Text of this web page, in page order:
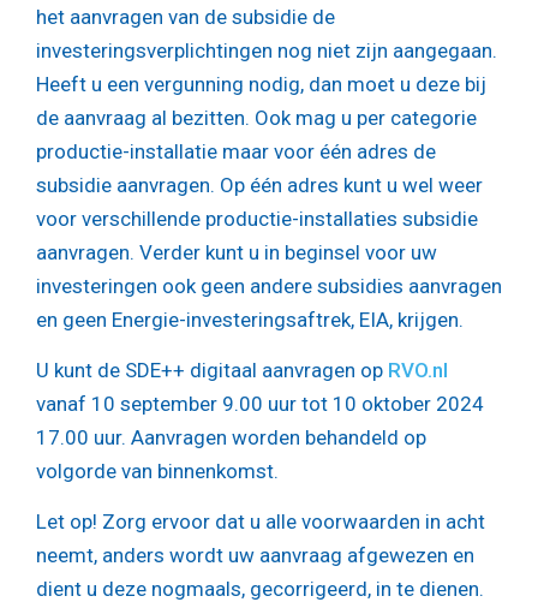
het aanvragen van de subsidie de
investeringsverplichtingen nog niet zijn aangegaan.
Heeft u een vergunning nodig, dan moet u deze bij
de aanvraag al bezitten. Ook mag u per categorie
productie-installatie maar voor één adres de
subsidie aanvragen. Op één adres kunt u wel weer
voor verschillende productie-installaties subsidie
aanvragen. Verder kunt u in beginsel voor uw
investeringen ook geen andere subsidies aanvragen
en geen Energie-investeringsaftrek, EIA, krijgen.
U kunt de SDE++ digitaal aanvragen op RVO.nl
vanaf 10 september 9.00 uur tot 10 oktober 2024
17.00 uur. Aanvragen worden behandeld op
volgorde van binnenkomst.
Let op! Zorg ervoor dat u alle voorwaarden in acht
neemt, anders wordt uw aanvraag afgewezen en
dient u deze nogmaals, gecorrigeerd, in te dienen.